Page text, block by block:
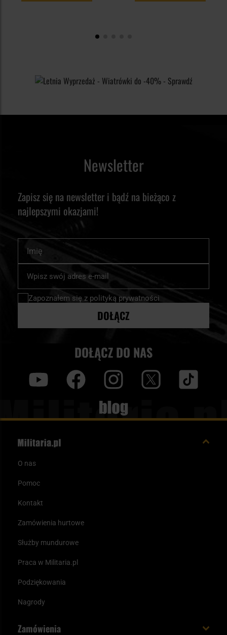
Newsletter
Zapisz się na newsletter i bądź na bieżąco z
najlepszymi okazjami!
nasz
newsletter:
Zapoznałem się z polityką prywatności
DOŁĄCZ
DOŁĄCZ DO NAS
Blog
O nas
Pomoc
Kontakt
Zamówienia hurtowe
Służby mundurowe
Praca w Militaria.pl
Podziękowania
Nagrody
Zamówienia